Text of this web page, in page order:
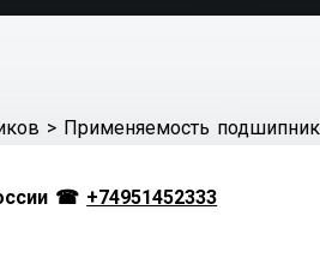
> Применяемость
☎ +74951452333